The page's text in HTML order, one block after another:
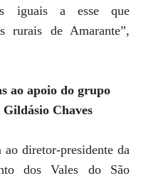
iguais a esse que
rurais de Amarante”,
ao apoio do grupo
Chaves
diretor-presidente da
dos Vales do São